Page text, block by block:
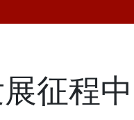
征程